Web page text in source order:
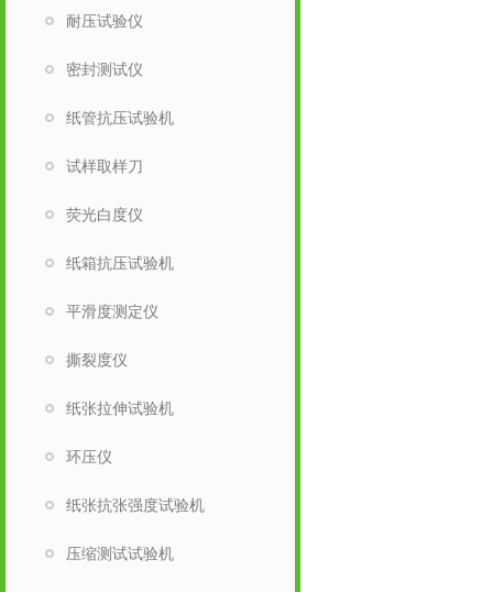
耐压试验仪
密封测试仪
纸管抗压试验机
试样取样刀
荧光白度仪
纸箱抗压试验机
平滑度测定仪
撕裂度仪
纸张拉伸试验机
环压仪
纸张抗张强度试验机
压缩测试试验机